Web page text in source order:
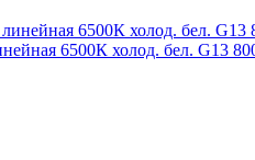
6500К холод. бел. G13